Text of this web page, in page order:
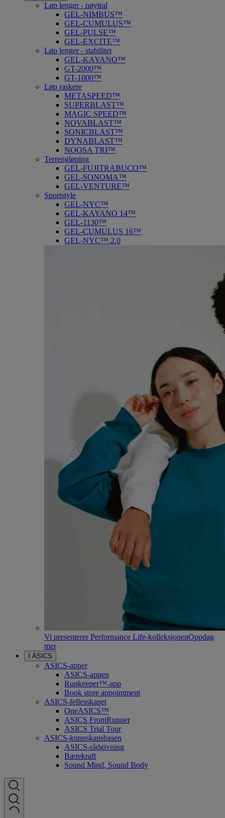
Løp lenger - nøytral
GEL-NIMBUS™
GEL-CUMULUS™
GEL-PULSE™
GEL-EXCITE™
Løp lenger - stabilitet
GEL-KAYANO™
GT-2000™
GT-1000™
Løp raskere
METASPEED™
SUPERBLAST™
MAGIC SPEED™
NOVABLAST™
SONICBLAST™
DYNABLAST™
NOOSA TRI™
Terrengløping
GEL-FUJITRABUCO™
GEL-SONOMA™
GEL-VENTURE™
Sportstyle
GEL-NYC™
GEL-KAYANO 14™
GEL-1130™
GEL-CUMULUS 16™
GEL-NYC™ 2.0
Vi presenterer Performance Life-kolleksjonenOppdag
mer
I ASICS
ASICS-apper
ASICS-appen
Runkeeper™-app
Book store appointment
ASICS-fellesskapet
OneASICS™
ASICS FrontRunner
ASICS Trial Tour
ASICS-kunnskapsbasen
ASICS-rådgivning
Bærekraft
Sound Mind, Sound Body